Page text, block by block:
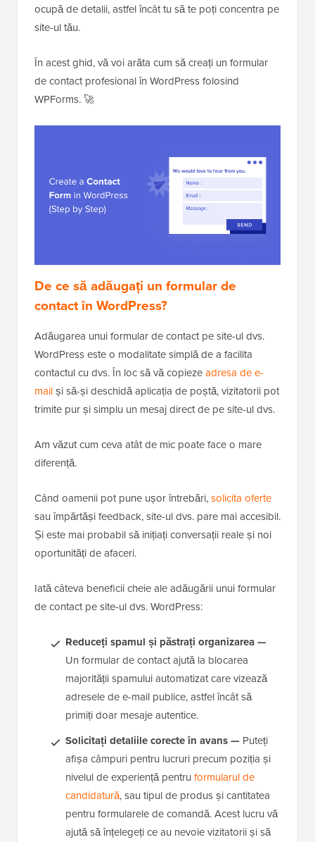
ocupă de detalii, astfel încât tu să te poți concentra pe
site-ul tău.
În acest ghid, vă voi arăta cum să creați un formular
de contact profesional în WordPress folosind
WPForms. 🚀
De ce să adăugați un formular de
contact în WordPress?
Adăugarea unui formular de contact pe site-ul dvs.
WordPress este o modalitate simplă de a facilita
contactul cu dvs. În loc să vă copiezeadresa de e-
mailși să-și deschidă aplicația de poștă, vizitatorii pot
trimite pur și simplu un mesaj direct de pe site-ul dvs.
Am văzut cum ceva atât de mic poate face o mare
diferență.
Când oamenii pot pune ușor întrebări,solicita oferte
sau împărtăși feedback, site-ul dvs. pare mai accesibil.
Și este mai probabil să inițiați conversații reale și noi
oportunități de afaceri.
Iată câteva beneficii cheie ale adăugării unui formular
de contact pe site-ul dvs. WordPress:
Reduceți spamul și păstrați organizarea —
Un formular de contact ajută la blocarea
majorității spamului automatizat care vizează
adresele de e-mail publice, astfel încât să
primiți doar mesaje autentice.
Solicitați detaliile corecte în avans — Puteți
afișa câmpuri pentru lucruri precum poziția și
nivelul de experiență pentru formularul de
candidatură, sau tipul de produs și cantitatea
pentru formularele de comandă. Acest lucru vă
ajută să înțelegeți ce au nevoie vizitatorii și să